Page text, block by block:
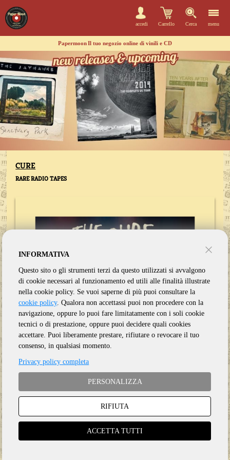
accedi Carrello Cerca menu
PapermoonIl tuo negozio online di vinili e CD
CURE
RARE RADIO TAPES
Anno:2026
INFORMATIVA
Questo sito o gli strumenti terzi da questo utilizzati si avvalgono
di cookie necessari al funzionamento ed utili alle finalità illustrate
nella cookie policy. Se vuoi saperne di più puoi consultare la
cookie policy. Qualora non accettassi puoi non procedere con la
navigazione, oppure lo puoi fare limitatamente con i soli cookie
tecnici o di prestazione, oppure puoi decidere quali cookies
accettare. Puoi liberamente prestare, rifiutare o revocare il tuo
consenso, in qualsiasi momento.
Privacy policy completa
PERSONALIZZA
RIFIUTA
ACCETTA TUTTI